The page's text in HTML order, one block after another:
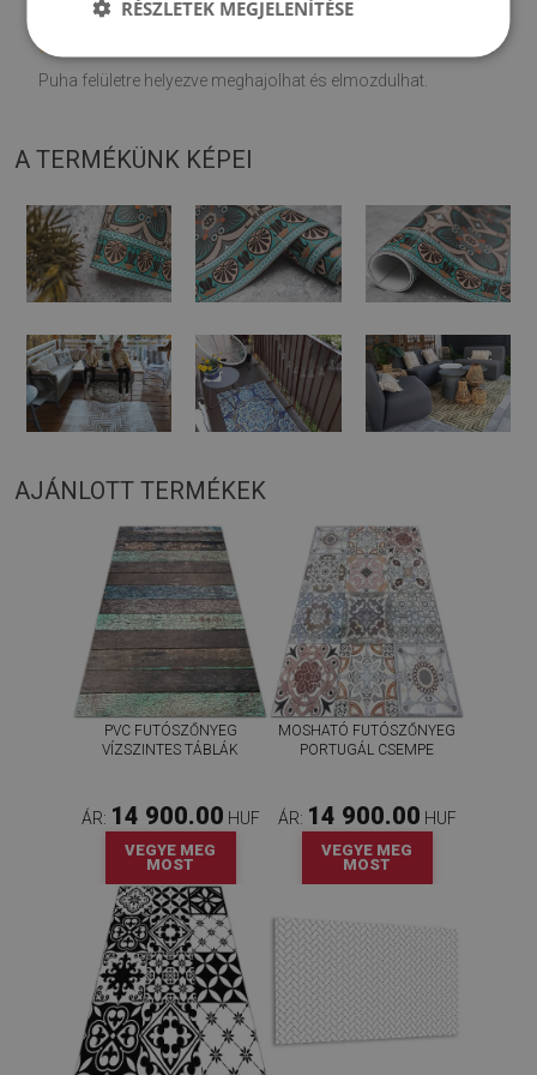
♦
A szőnyeget kemény felületen történő használatra tervezték.
Puha felületre helyezve meghajolhat és elmozdulhat.
A TERMÉKÜNK KÉPEI
AJÁNLOTT TERMÉKEK
PVC FUTÓSZŐNYEG
VÍZSZINTES TÁBLÁK
ÁR: 14 900.00 HUF
VEGYE MEG
MOST
MOSHATÓ FUTÓSZŐNYEG
PORTUGÁL CSEMPE
ÁR: 14 900.00 HUF
VEGYE MEG
MOST
RÉSZLETEK MEGJELENÍTÉSE